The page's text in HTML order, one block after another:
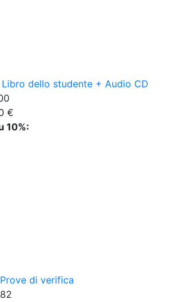
dello studente + Audio CD
€
10%:
di verifica